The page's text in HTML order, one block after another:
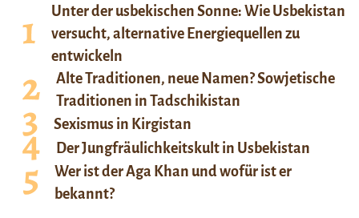
Unter der usbekischen Sonne: Wie Usbekistan
versucht, alternative Energiequellen zu
entwickeln
Alte Traditionen, neue Namen? Sowjetische
Traditionen in Tadschikistan
Sexismus in Kirgistan
Der Jungfräulichkeitskult in Usbekistan
Wer ist der Aga Khan und wofür ist er
bekannt?